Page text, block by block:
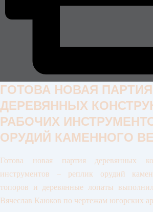
ГОТОВА НОВАЯ ПАРТИЯ
ДЕРЕВЯННЫХ
РАБОЧИХ
ОРУДИЙ КАМЕННОГО
Готова новая партия деревянных
инструментов – реплик орудий
топоров и деревянные лопаты
Вячеслав Каюков по чертежам югорских